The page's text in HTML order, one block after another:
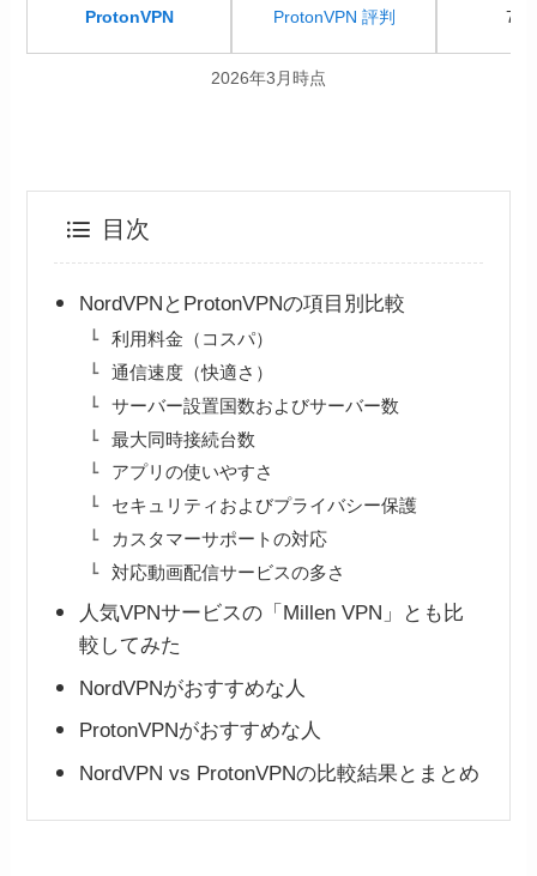
ProtonVPN ProtonVPN 評判
2026年3月時点
目次
NordVPNとProtonVPNの項目別比較
利用料金（コスパ）
通信速度（快適さ）
サーバー設置国数およびサーバー数
最大同時接続台数
アプリの使いやすさ
セキュリティおよびプライバシー保護
カスタマーサポートの対応
対応動画配信サービスの多さ
人気VPNサービスの「Millen VPN」とも比
較してみた
NordVPNがおすすめな人
ProtonVPNがおすすめな人
NordVPN vs ProtonVPNの比較結果とまとめ